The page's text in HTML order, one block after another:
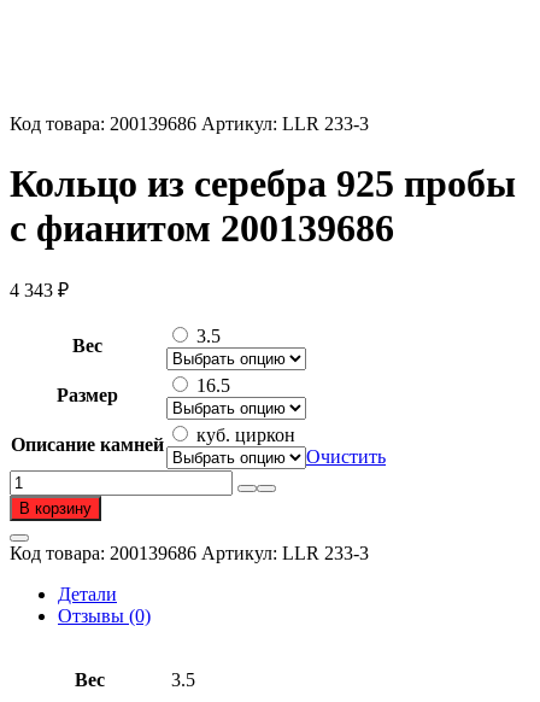
Код товара: 200139686 Артикул: LLR 233-3
Кольцо из серебра 925 пробы
с фианитом 200139686
4 343 ₽
Вес 3.5
Размер 16.5
Описание камней
куб. циркон
Очистить
Количество
товара
Кольцо
из
серебра
пробы
В корзину
Код товара: 200139686 Артикул: LLR 233-3
Детали
Отзывы (0)
Вес 3.5